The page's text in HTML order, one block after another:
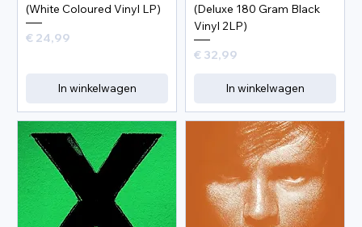
(White Coloured Vinyl LP)
Prijs
€ 24,99
In winkelwagen
(Deluxe 180 Gram Black
Vinyl 2LP)
Prijs
€ 32,99
In winkelwagen